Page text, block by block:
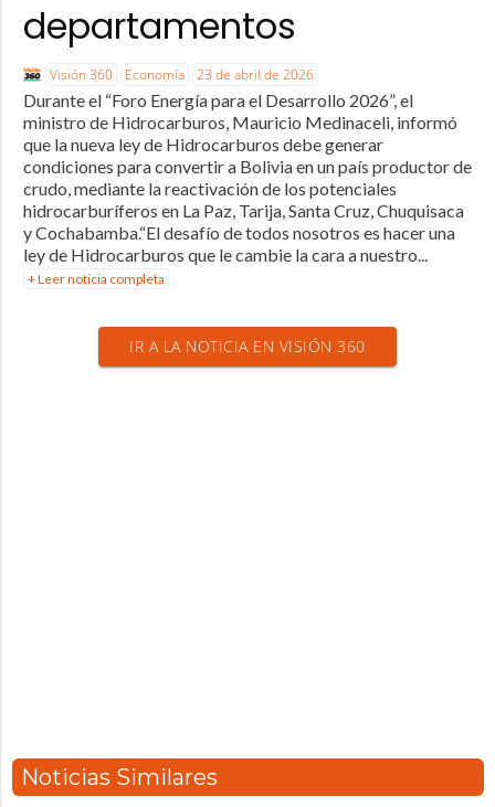
departamentos
Visión 360 Economía 23 de abril de 2026
Durante el “Foro Energía para el Desarrollo 2026”, el
ministro de Hidrocarburos, Mauricio Medinaceli, informó
que la nueva ley de Hidrocarburos debe generar
condiciones para convertir a Bolivia en un país productor de
crudo, mediante la reactivación de los potenciales
hidrocarburíferos en La Paz, Tarija, Santa Cruz, Chuquisaca
y Cochabamba.“El desafío de todos nosotros es hacer una
ley de Hidrocarburos que le cambie la cara a nuestro...
+ Leer noticia completa
IR A LA NOTICIA EN VISIÓN 360
Noticias Similares